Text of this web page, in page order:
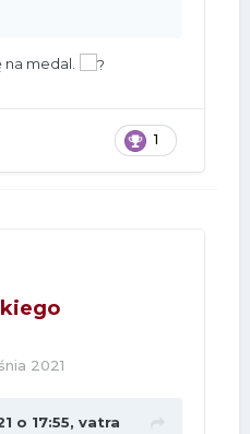
na medal.
1
2021
o 17:55, vatra